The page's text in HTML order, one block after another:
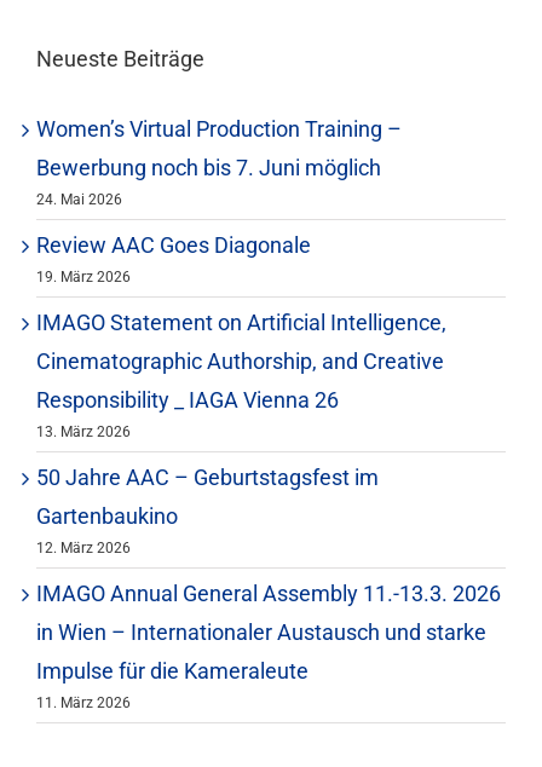
Neueste Beiträge
Women’s Virtual Production Training –
Bewerbung noch bis 7. Juni möglich
24. Mai 2026
Review AAC Goes Diagonale
19. März 2026
IMAGO Statement on Artificial Intelligence,
Cinematographic Authorship, and Creative
Responsibility _ IAGA Vienna 26
13. März 2026
50 Jahre AAC – Geburtstagsfest im
Gartenbaukino
12. März 2026
IMAGO Annual General Assembly 11.-13.3. 2026
in Wien – Internationaler Austausch und starke
Impulse für die Kameraleute
11. März 2026